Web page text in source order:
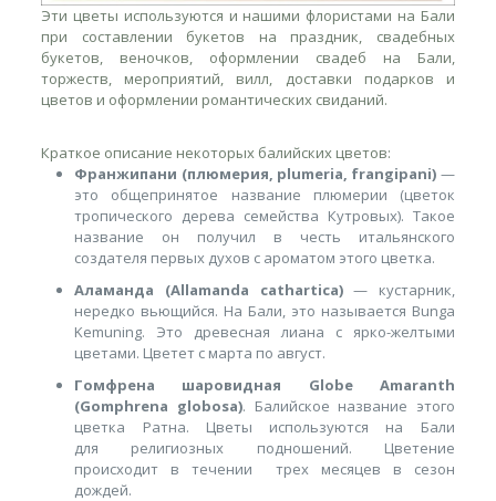
Эти цветы используются и нашими флористами на Бали
при составлении букетов на праздник, свадебных
букетов, веночков, оформлении свадеб на Бали,
торжеств, мероприятий, вилл, доставки подарков и
цветов и оформлении романтических свиданий.
Краткое описание некоторых балийских цветов:
Франжипани (плюмерия, plumeria, frangipani) —
это общепринятое название плюмерии (цветок
тропического дерева семейства Кутровых). Такое
название он получил в честь итальянского
создателя первых духов с ароматом этого цветка.
Аламанда (Allamanda cathartica)— кустарник,
нередко вьющийся. На Бали, это называется Bunga
Kemuning. Это древесная лиана с ярко-желтыми
цветами. Цветет с марта по август.
Гомфрена шаровидная Globe Amaranth
(Gomphrena globosa). Балийское название этого
цветка Ратна. Цветы используются на Бали
для религиозных подношений. Цветение
происходит в течении трех месяцев в сезон
дождей.